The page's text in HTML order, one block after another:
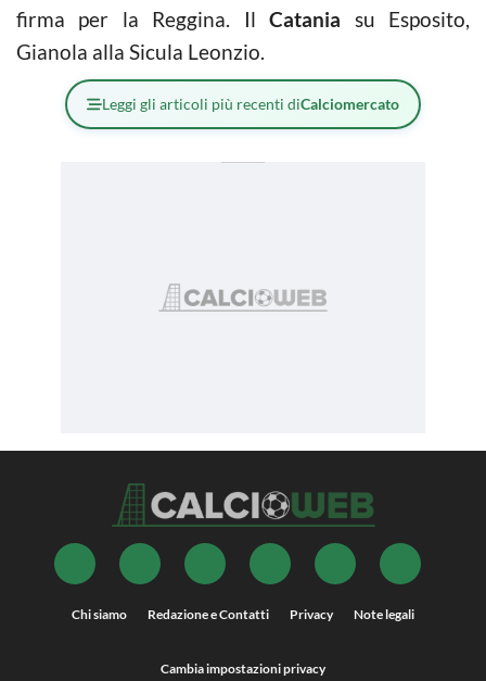
firma per la Reggina. IlCatania su Esposito,
Gianola alla Sicula Leonzio.
Leggi gli articoli più recenti diCalciomercato
Chi siamo Redazione e Contatti Privacy Note legali
Cambia impostazioni privacy